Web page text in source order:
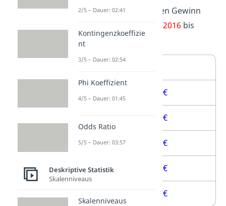
In der Tabelle siehst du den Gewinn
2016 bis
2020.
100.000 €
150.000 €
2018 180.000 €
2019 200.000 €
160.000 €
2/5 – Dauer: 02:41
Kontingenzkoeffizie
nt
3/5 – Dauer: 02:54
Phi Koeffizient
4/5 – Dauer: 01:45
Odds Ratio
5/5 – Dauer: 03:57
Deskriptive Statistik
Skalenniveaus
Skalenniveaus